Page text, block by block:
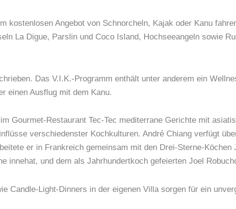
kostenlosen Angebot von Schnorcheln, Kajak oder Kanu
La Digue, Parslin und Coco Island, Hochseeangeln sowie
Das V.I.K.-Programm enthält unter anderem ein
einen Ausflug mit dem Kanu.
Gourmet-Restaurant Tec-Tec mediterrane Gerichte mit
verschiedenster Kochkulturen. André Chiang verfügt
er in Frankreich gemeinsam mit den Drei-Sterne-Köchen
innehat, und dem als Jahrhundertkoch gefeierten Joel
Candle-Light-Dinners in der eigenen Villa sorgen für ein